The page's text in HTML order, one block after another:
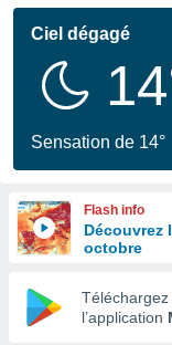
de
en
Ciel dégagé
Sensation de 14°
Flash info
Découvrez
octobre
Téléchargez
l’application